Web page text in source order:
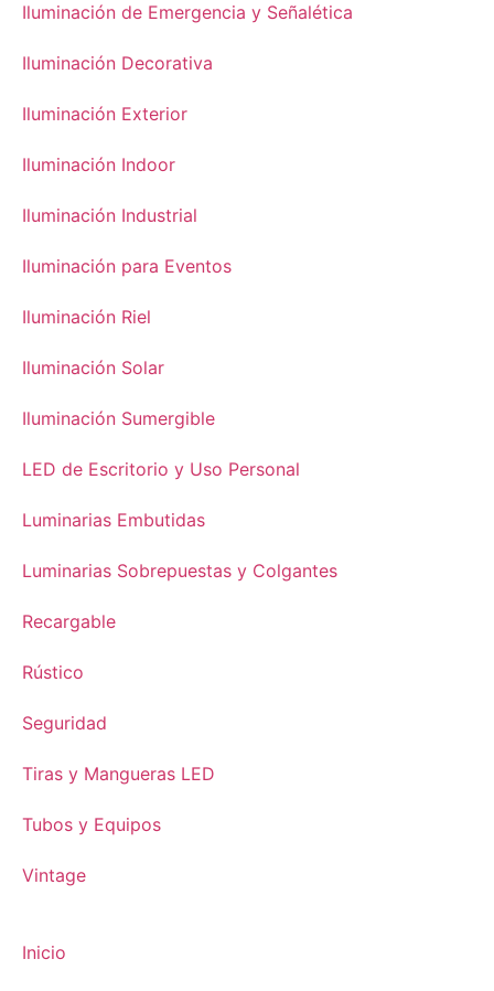
Iluminación de Emergencia y Señalética
Iluminación Decorativa
Iluminación Exterior
Iluminación Indoor
Iluminación Industrial
Iluminación para Eventos
Iluminación Riel
Iluminación Solar
Iluminación Sumergible
LED de Escritorio y Uso Personal
Luminarias Embutidas
Luminarias Sobrepuestas y Colgantes
Recargable
Rústico
Seguridad
Tiras y Mangueras LED
Tubos y Equipos
Vintage
Inicio